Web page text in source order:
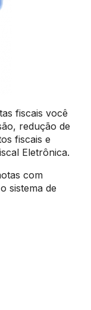
fiscais você
redução de
fiscais e
Eletrônica.
com
sistema de